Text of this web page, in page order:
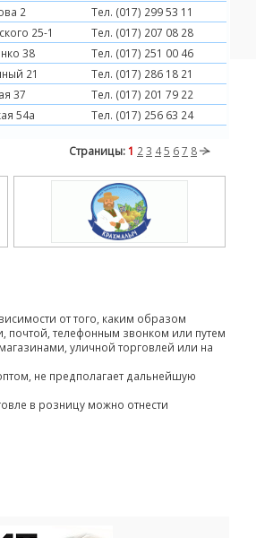
2
Тел. (017) 299 53 11
25-1
Тел. (017) 207 08 28
38
Тел. (017) 251 00 46
21
Тел. (017) 286 18 21
37
Тел. (017) 201 79 22
54а Тел. (017) 256 63 24
Страницы: 1 2 3 45 67 8
от того, каким образом
почтой, телефонным звонком или путем
уличной торговлей или на
не предполагает дальнейшую
в розницу можно отнести